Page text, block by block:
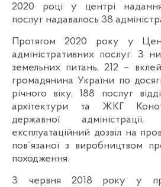
2020 році у центрі надання
послуг надавалось 38
Протягом 2020 року у
адміністративних послуг. З
земельних питань, 212 –
громадянина України по
річного віку, 188 послуг
архітектури та ЖКГ
державної
експлуатаційний дозвіл на
пов`язаної з виробництвом
походження.
З червня 2018 року у